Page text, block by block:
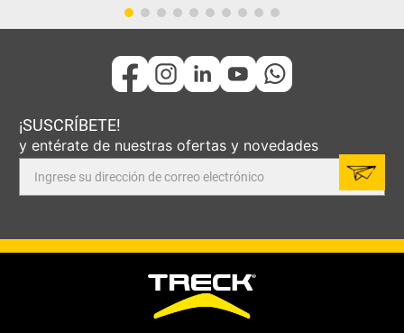
¡SUSCRÍBETE!
y entérate de nuestras ofertas y novedades